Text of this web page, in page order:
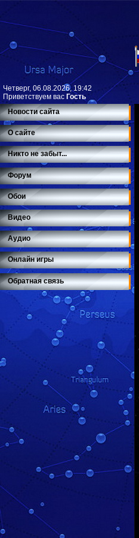
Четверг, 06.08.2026, 19:42
Приветствуем вас Гость
Новости сайта
О сайте
Никто не забыт...
Форум
Обои
Видео
Аудио
Онлайн игры
Обратная связь